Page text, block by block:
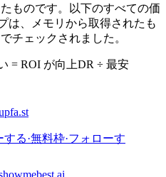
ものです。以下のすべての価
は、メモリから取得されたも
チェックされました。
= ROI が向上DR ÷ 最安
する·無料枠·フォローす